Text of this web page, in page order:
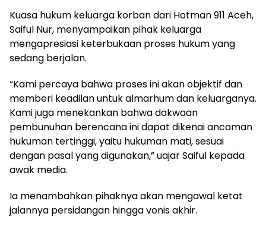
Kuasa hukum keluarga korban dari Hotman 911 Aceh,
Saiful Nur, menyampaikan pihak keluarga
mengapresiasi keterbukaan proses hukum yang
sedang berjalan.
“Kami percaya bahwa proses ini akan objektif dan
memberi keadilan untuk almarhum dan keluarganya.
Kami juga menekankan bahwa dakwaan
pembunuhan berencana ini dapat dikenai ancaman
hukuman tertinggi, yaitu hukuman mati, sesuai
dengan pasal yang digunakan,” uajar Saiful kepada
awak media.
Ia menambahkan pihaknya akan mengawal ketat
jalannya persidangan hingga vonis akhir.